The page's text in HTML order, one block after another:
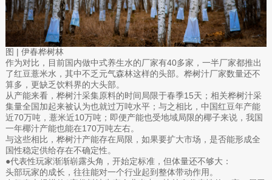
图 | 伊春桦树林
作为对比，目前国内做中式养生水的厂家有40多家，一半厂家都推出
了红豆薏米水，其中不乏元气森林这样的头部。桦树汁厂家数量还不
算多，更缺乏饮料界的大头部。
从产能来看，桦树汁采集原料的时间局限于春季15天；相关桦树汁采
集量全国加起来被认为也就过万吨水平；与之相比，中国红豆年产能
近70万吨，薏米近10万吨；即便产能也受地域局限的椰子来说，我国
一年椰汁产能也能在170万吨左右。
与这些相比，桦树汁产能存在局限，如果要扩大市场，是否能形成全
国性稳定供给存在不确定性。
●代表性玩家渐渐崭露头角，开始定标准，但体量还不够大：
头部玩家的成长，往往能对一个行业起到整体带动作用。